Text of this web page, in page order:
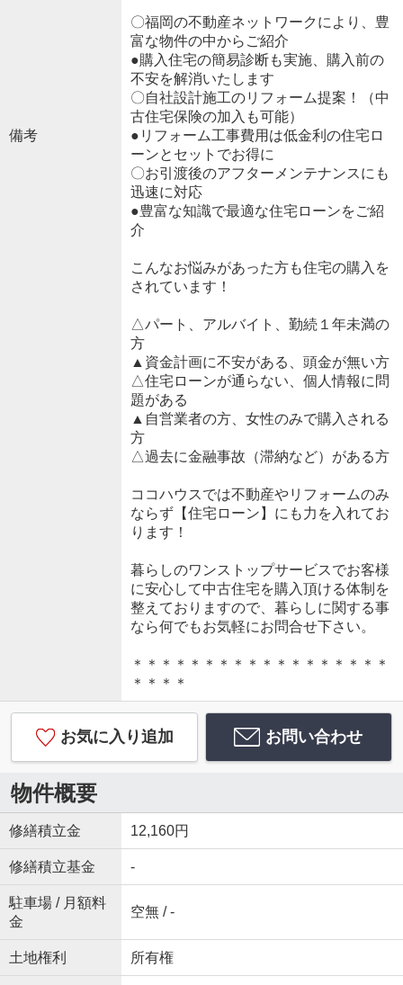
備考
〇福岡の不動産ネットワークにより、豊
富な物件の中からご紹介
●購入住宅の簡易診断も実施、購入前の
不安を解消いたします
〇自社設計施工のリフォーム提案！（中
古住宅保険の加入も可能）
●リフォーム工事費用は低金利の住宅ロ
ーンとセットでお得に
〇お引渡後のアフターメンテナンスにも
迅速に対応
●豊富な知識で最適な住宅ローンをご紹
介
こんなお悩みがあった方も住宅の購入を
されています！
△パート、アルバイト、勤続１年未満の
方
▲資金計画に不安がある、頭金が無い方
△住宅ローンが通らない、個人情報に問
題がある
▲自営業者の方、女性のみで購入される
方
△過去に金融事故（滞納など）がある方
ココハウスでは不動産やリフォームのみ
ならず【住宅ローン】にも力を入れてお
ります！
暮らしのワンストップサービスでお客様
に安心して中古住宅を購入頂ける体制を
整えておりますので、暮らしに関する事
なら何でもお気軽にお問合せ下さい。
＊＊＊＊＊＊＊＊＊＊＊＊＊＊＊＊＊＊
＊＊＊＊
お気に入り追加 お問い合わせ
物件概要
修繕積立金 12,160円
修繕積立基金 -
駐車場 / 月額料
金
空無 / -
土地権利 所有権